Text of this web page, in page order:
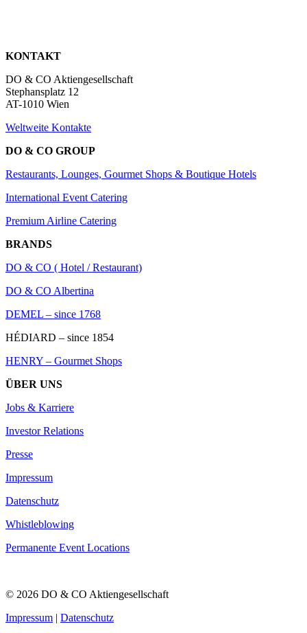
KONTAKT
DO & CO Aktiengesellschaft
Stephansplatz 12
AT-1010 Wien
Weltweite Kontakte
DO & CO GROUP
Restaurants, Lounges, Gourmet Shops & Boutique Hotels
International Event Catering
Premium Airline Catering
BRANDS
DO & CO ( Hotel / Restaurant)
DO & CO Albertina
DEMEL – since 1768
HÉDIARD – since 1854
HENRY – Gourmet Shops
ÜBER UNS
Jobs & Karriere
Investor Relations
Presse
Impressum
Datenschutz
Whistleblowing
Permanente Event Locations
© 2026 DO & CO Aktiengesellschaft
Impressum | Datenschutz